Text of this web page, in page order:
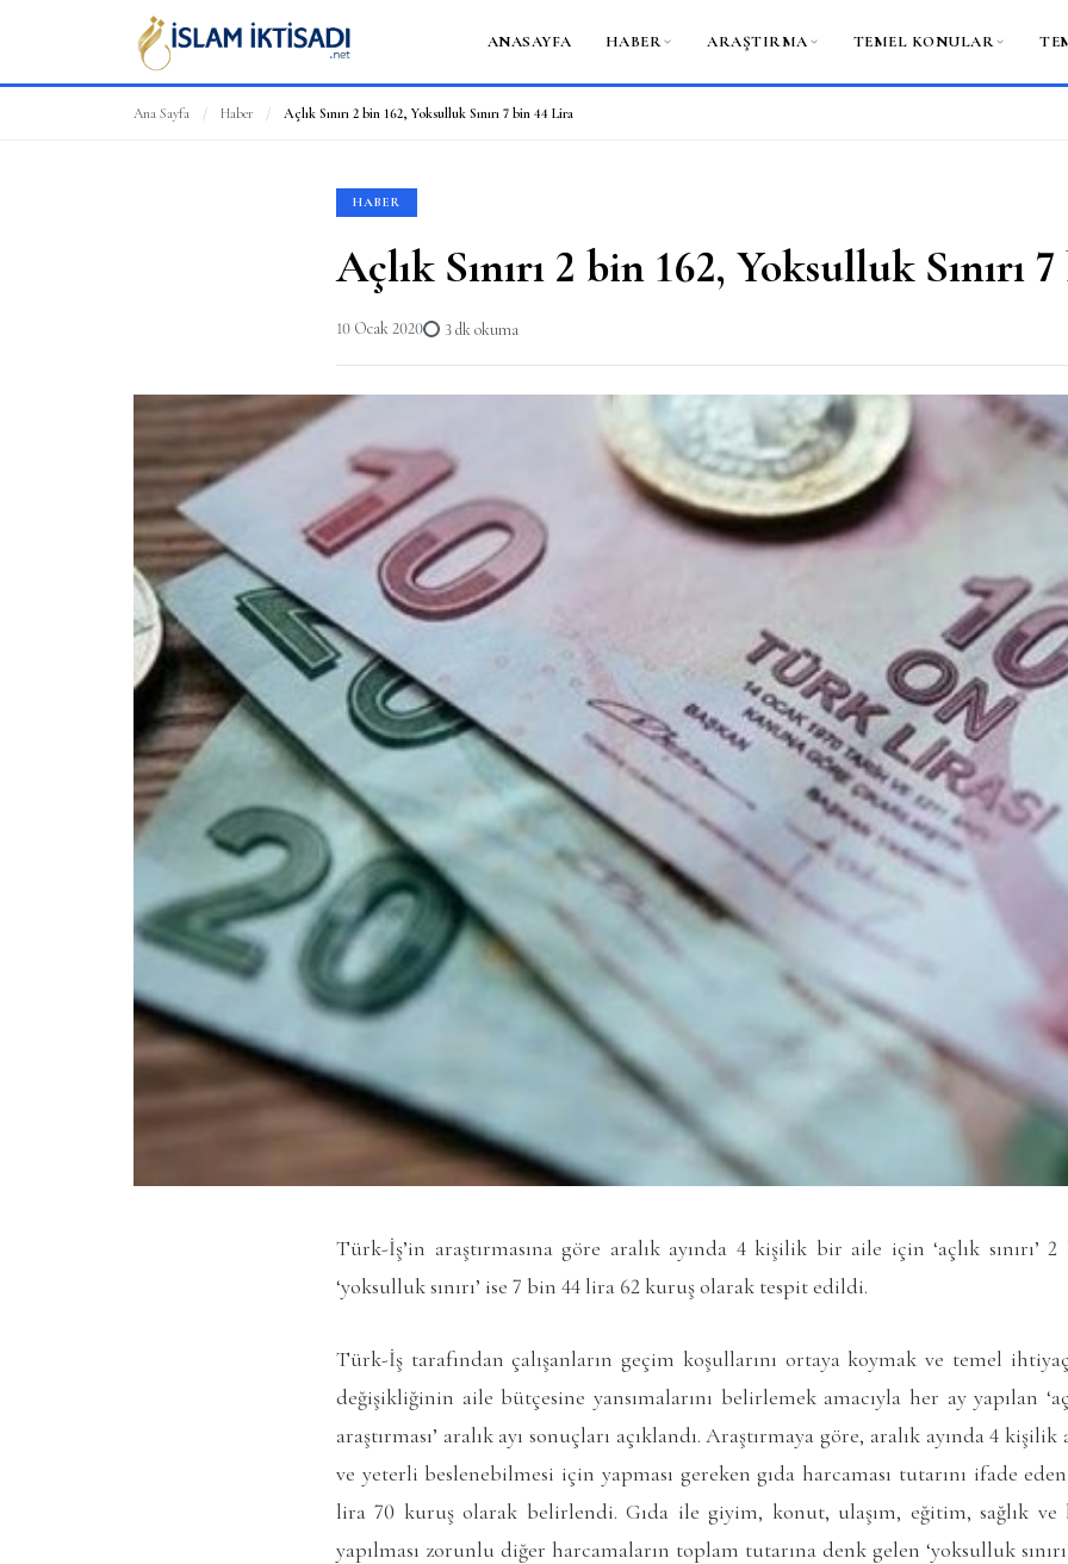
ANASAYFA HABER ARAŞTIRMA TEMEL KONULAR
Ana Sayfa / Haber / Açlık Sınırı 2 bin 162, Yoksulluk Sınırı 7 bin 44 Lira
HABER
Açlık Sınırı 2 bin 162, Yoksulluk Sınırı
10 Ocak 2020 3 dk okuma
Türk-İş’in araştırmasına göre aralık ayında 4 kişilik bir aile için ‘açlık sınırı’
‘yoksulluk sınırı’ ise 7 bin 44 lira 62 kuruş olarak tespit edildi.
Türk-İş tarafından çalışanların geçim koşullarını ortaya koymak ve temel
değişikliğinin aile bütçesine yansımalarını belirlemek amacıyla her ay yapılan
araştırması’ aralık ayı sonuçları açıklandı. Araştırmaya göre, aralık ayında 4
ve yeterli beslenebilmesi için yapması gereken gıda harcaması tutarını ifade eden
lira 70 kuruş olarak belirlendi. Gıda ile giyim, konut, ulaşım, eğitim, sağlık
yapılması zorunlu diğer harcamaların toplam tutarına denk gelen ‘yoksulluk